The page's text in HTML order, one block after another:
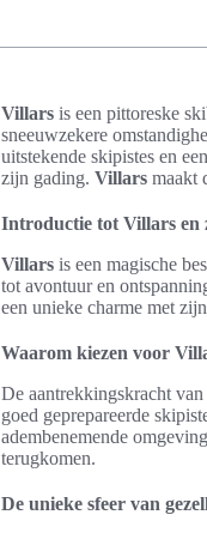
Villars is een pittoreske
sneeuwzekere
uitstekende skipistes en
zijn gading. Villars maakt
Introductie tot Villars en
Villars is een magische
tot avontuur en
een unieke charme met
Waarom kiezen voor
De aantrekkingskracht
goed geprepareerde
adembenemende
terugkomen.
De unieke sfeer van